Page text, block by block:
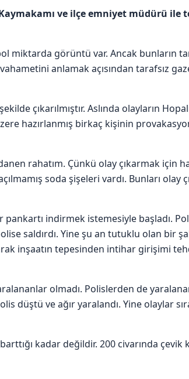
ve ilçe emniyet müdürü ile
miktarda görüntü var. Ancak bunların
anlamak açısından tarafsız
çıkarılmıştır. Aslında olayların
hazırlanmış birkaç kişinin
rahatım. Çünkü olay çıkarmak için
soda şişeleri vardı. Bunları olay
indirmek istemesiyle başladı.
saldırdı. Yine şu an tutuklu olan bir
inşaatın tepesinden intihar girişimi
olmadı. Polislerden de
düştü ve ağır yaralandı. Yine olaylar
kadar değildir. 200 civarında çevik